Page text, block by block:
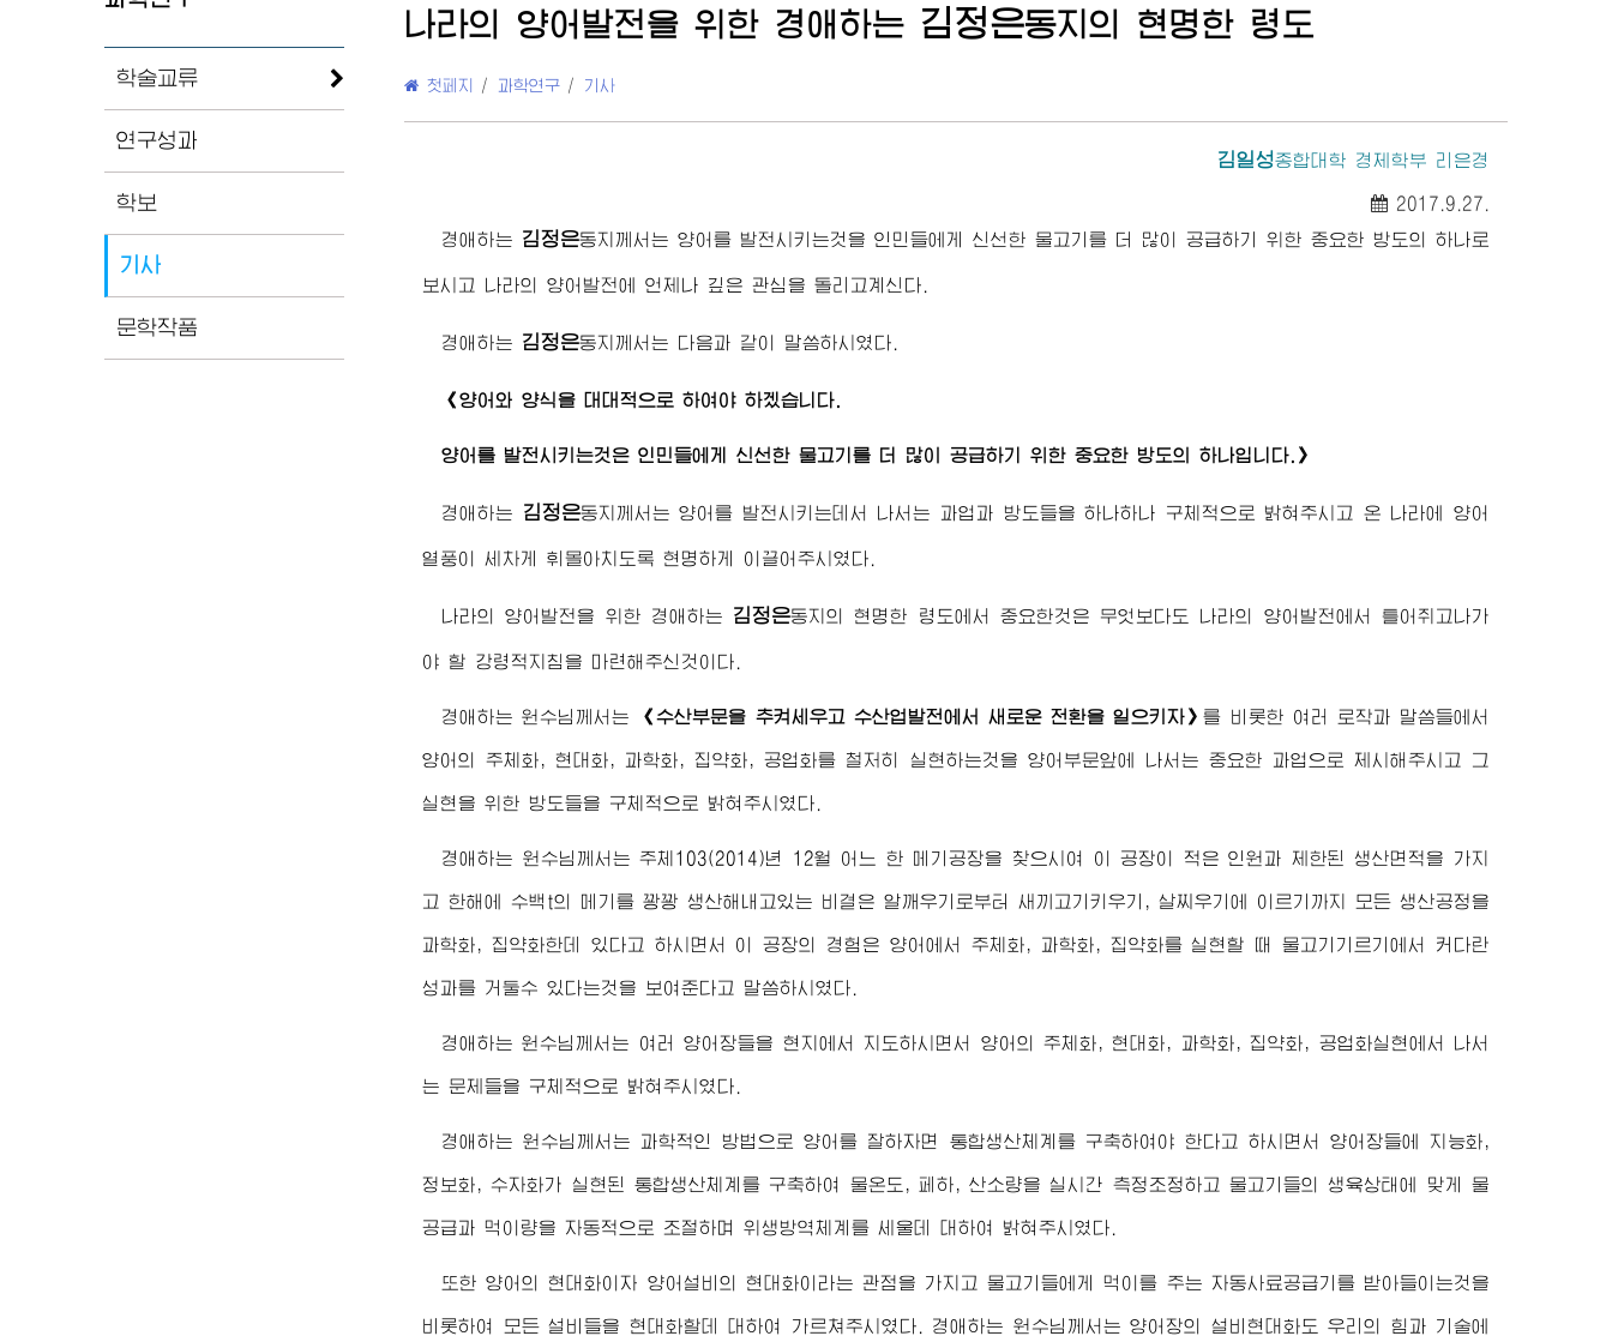
학술교류
연구성과
학보
기사
문학작품
나라의 양어발전을 위한 경애하는 김정은동지 의 현명한 령도
첫페지 / 과학연구 / 기사
김일성종합대학 경제학부 리은경
2017.9.27.
경애하는 김정은동지 께서는 양어를 발전시키는것을 인민들에게 신선한 물고기를 더 많이 공급하기 위한 중요한 방도의 하나로
보시고 나라의 양어발전에 언제나 깊은 관심을 돌리고계신다.
경애하는 김정은동지 께서는 다음과 같이 말씀하시였다.
《양어와 양식을 대대적으로 하여야 하겠습니다.
양어를 발전시키는것은 인민들에게 신선한 물고기를 더 많이 공급하기 위한 중요한 방도의 하나입니다.》
경애하는 김정은동지 께서는 양어를 발전시키는데서 나서는 과업과 방도들을 하나하나 구체적으로 밝혀주시고 온 나라에 양어
열풍이 세차게 휘몰아치도록 현명하게 이끌어주시였다.
나라의 양어발전을 위한 경애하는 김정은동지의 현명한 령도에서 중요한것은 무엇보다도 나라의 양어발전에서 틀어쥐고나가
야 할 강령적지침을 마련해주신것이다.
경애하는 원수님 께서는 《수산부문을 추켜세우고 수산업발전에서 새로운 전환을 일으키자》를 비롯한 여러 로작과 말씀들에서
양어의 주체화, 현대화, 과학화, 집약화, 공업화를 철저히 실현하는것을 양어부문앞에 나서는 중요한 과업으로 제시해주시고 그
실현을 위한 방도들을 구체적으로 밝혀주시였다.
경애하는 원수님 께서는 주체103(2014)년 12월 어느 한 메기공장을 찾으시여 이 공장이 적은 인원과 제한된 생산면적을 가지
고 한해에 수백t의 메기를 꽝꽝 생산해내고있는 비결은 알깨우기로부터 새끼고기키우기, 살찌우기에 이르기까지 모든 생산공정을
과학화, 집약화한데 있다고 하시면서 이 공장의 경험은 양어에서 주체화, 과학화, 집약화를 실현할 때 물고기기르기에서 커다란
성과를 거둘수 있다는것을 보여준다고 말씀하시였다.
경애하는 원수님 께서는 여러 양어장들을 현지에서 지도하시면서 양어의 주체화, 현대화, 과학화, 집약화, 공업화실현에서 나서
는 문제들을 구체적으로 밝혀주시였다.
경애하는 원수님 께서는 과학적인 방법으로 양어를 잘하자면 통합생산체계를 구축하여야 한다고 하시면서 양어장들에 지능화,
정보화, 수자화가 실현된 통합생산체계를 구축하여 물온도, 페하, 산소량을 실시간 측정조정하고 물고기들의 생육상태에 맞게 물
공급과 먹이량을 자동적으로 조절하며 위생방역체계를 세울데 대하여 밝혀주시였다.
또한 양어의 현대화이자 양어설비의 현대화이라는 관점을 가지고 물고기들에게 먹이를 주는 자동사료공급기를 받아들이는것을
비롯하여 모든 설비들을 현대화할데 대하여 가르쳐주시였다. 경애하는 원수님 께서는 양어장의 설비현대화도 우리의 힘과 기술에